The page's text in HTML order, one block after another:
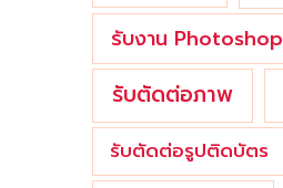
รับงาน Photoshop
รับตัดต่อภาพ
รับตัดต่อรูปติดบัตร